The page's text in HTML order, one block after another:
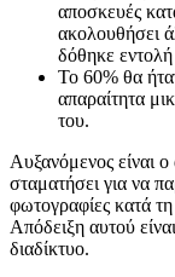
αποσκευές
ακολουθήσει
δόθηκε
Το 60% θα
απαραίτητα
του.
Αυξανόμενος είναι
σταματήσει για να
φωτογραφίες κατά
Απόδειξη αυτού
διαδίκτυο.